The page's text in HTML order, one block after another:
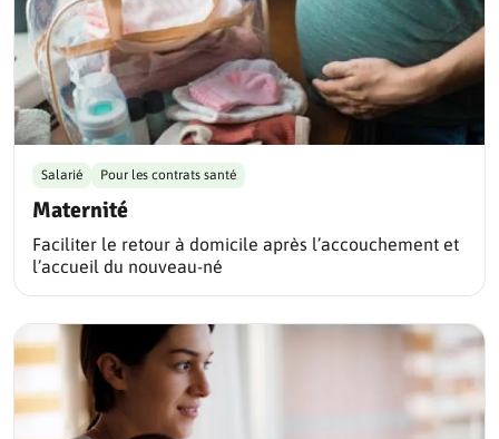
Maternité
Salarié Pour les contrats santé
Faciliter le retour à domicile après l’accouchement et
l’accueil du nouveau-né